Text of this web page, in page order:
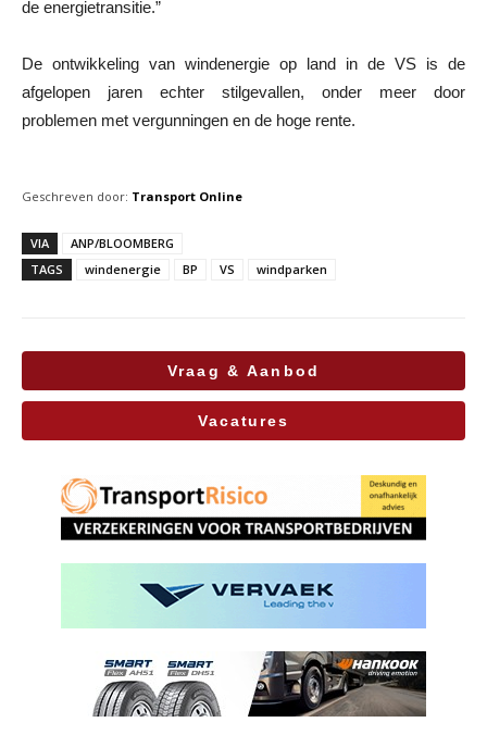
de energietransitie.”
De ontwikkeling van windenergie op land in de VS is de
afgelopen jaren echter stilgevallen, onder meer door
problemen met vergunningen en de hoge rente.
Geschreven door: Transport Online
VIA
ANP/BLOOMBERG
TAGS
windenergie BP VS windparken
Vraag & Aanbod
Vacatures